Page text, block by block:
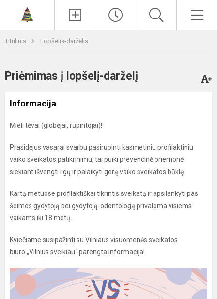
Titulinis Lopšelis-darželis
Priėmimas į lopšelį-darželį
Informacija
Mieli tėvai (globėjai, rūpintojai)!
Prasidėjus vasarai svarbu pasirūpinti kasmetiniu profilaktiniu
vaiko sveikatos patikrinimu, tai puiki prevencinė priemonė
siekiant išvengti ligų ir palaikyti gerą vaiko sveikatos būklę.
Kartą metuose profilaktiškai tikrintis sveikatą ir apsilankyti pas
šeimos gydytoją bei gydytoją-odontologą privaloma visiems
vaikams iki 18 metų.
Kviečiame susipažinti su Vilniaus visuomenės sveikatos
biuro „Vilnius sveikiau“ parengta informacija!